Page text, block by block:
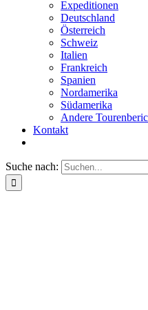
Expeditionen
Deutschland
Österreich
Schweiz
Italien
Frankreich
Spanien
Nordamerika
Südamerika
Andere
Kontakt
Suche nach: